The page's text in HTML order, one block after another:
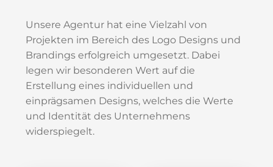
Unsere Agentur hat eine Vielzahl von
Projekten im Bereich des Logo Designs und
Brandings erfolgreich umgesetzt. Dabei
legen wir besonderen Wert auf die
Erstellung eines individuellen und
einprägsamen Designs, welches die Werte
und Identität des Unternehmens
widerspiegelt.